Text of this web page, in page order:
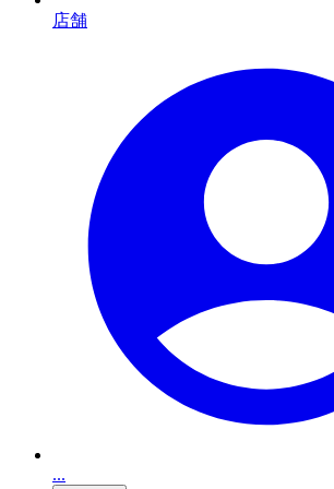
店舗
...